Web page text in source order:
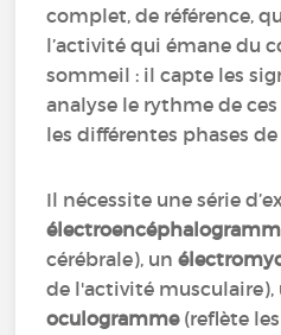
complet, de référence,
l’activité qui émane du
sommeil : il capte les
analyse le rythme de
les différentes phases
Il nécessite une série
cérébrale), un
de l'activité
oculogramme(reflète